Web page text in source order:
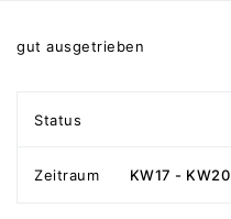
gut ausgetrieben
Status
Zeitraum KW17 - KW20